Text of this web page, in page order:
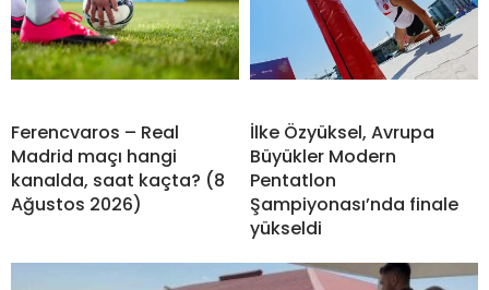
Ferencvaros – Real
Madrid maçı hangi
kanalda, saat kaçta? (8
Ağustos 2026)
İlke Özyüksel, Avrupa
Büyükler Modern
Pentatlon
Şampiyonası’nda finale
yükseldi